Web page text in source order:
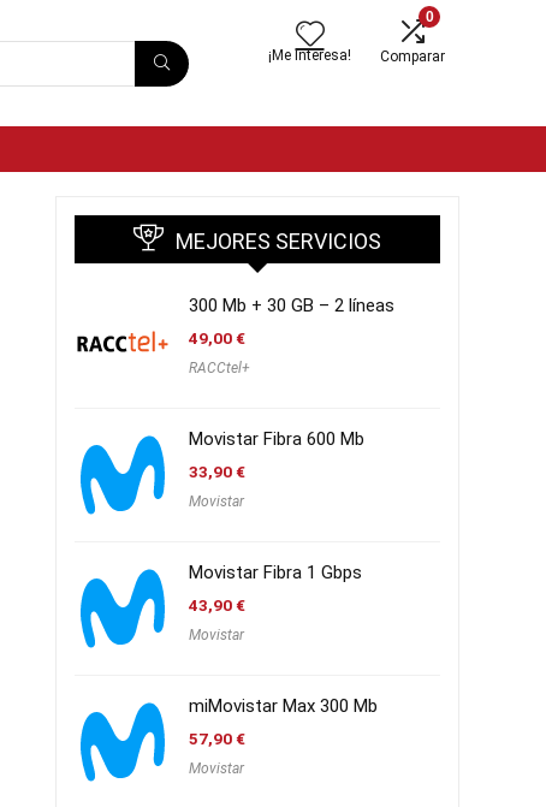
¡Me Interesa!
0
Comparar
MEJORES SERVICIOS
300 Mb + 30 GB – 2 líneas
49,00€
RACCtel+
Movistar Fibra 600 Mb
33,90€
Movistar
Movistar Fibra 1 Gbps
43,90€
Movistar
miMovistar Max 300 Mb
57,90€
Movistar